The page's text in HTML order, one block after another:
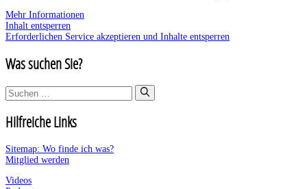
Mehr Informationen
Inhalt entsperren
Erforderlichen Service akzeptieren und Inhalte entsperren
Was suchen Sie?
Suchen
nach:
Hilfreiche Links
Sitemap: Wo finde ich was?
Mitglied werden
Videos